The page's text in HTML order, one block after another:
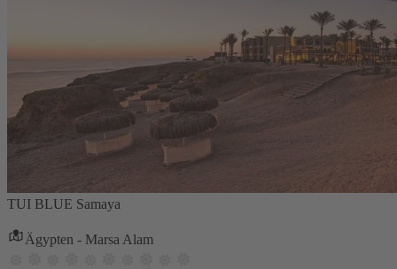
TUI BLUE Samaya
Ägypten - Marsa Alam